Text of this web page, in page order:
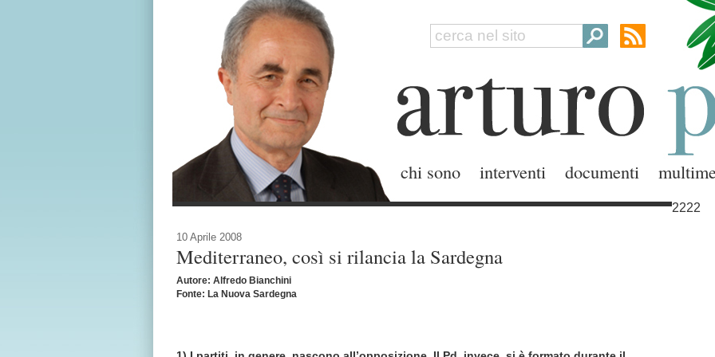
chi sono interventi documenti
2222
10 Aprile 2008
Mediterraneo, così si rilancia la Sardegna
Autore: Alfredo Bianchini
Fonte: La Nuova Sardegna